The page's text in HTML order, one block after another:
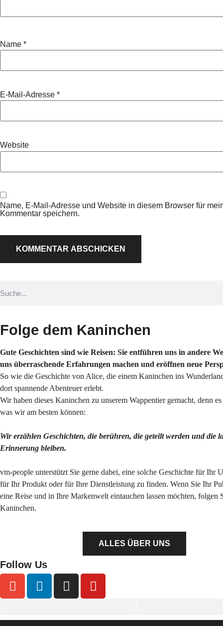
Name *
E-Mail-Adresse *
Website
Name, E-Mail-Adresse und Website in diesem Browser für
Kommentar speichern.
Folge dem Kaninchen
Gute Geschichten sind wie Reisen: Sie entführen uns in andere
uns überraschende Erfahrungen machen und eröffnen neue
So wie die Geschichte von Alice, die einem Kaninchen ins
dort spannende Abenteuer erlebt.
Wir haben dieses Kaninchen zu unserem Wappentier gemacht, denn
was wir am besten können:
Wir erzählen Geschichten, die berühren, die geteilt werden und die
Erinnerung bleiben.
vm-people unterstützt Sie gerne dabei, eine solche Geschichte für Ihr
für Ihr Produkt oder für Ihre Dienstleistung zu finden. Wenn Sie Ihr
eine Reise und in Ihre Markenwelt eintauchen lassen möchten, folgen
Kaninchen.
ALLES ÜBER UNS
Follow Us